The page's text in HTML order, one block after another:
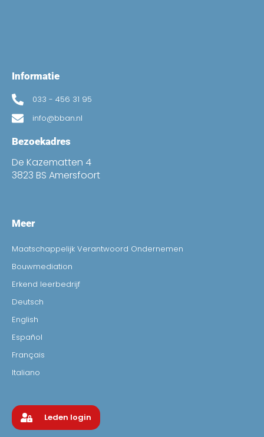
Informatie
033 - 456 31 95
info@bban.nl
Bezoekadres
De Kazematten 4
3823 BS Amersfoort
Meer
Maatschappelijk Verantwoord Ondernemen
Bouwmediation
Erkend leerbedrijf
Deutsch
English
Español
Français
Italiano
Leden login